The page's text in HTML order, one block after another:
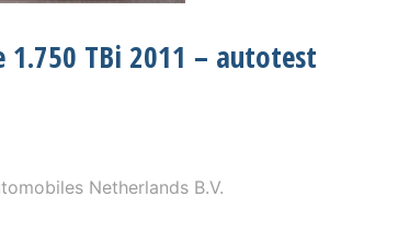
TBi 2011 – autotest
Netherlands B.V.